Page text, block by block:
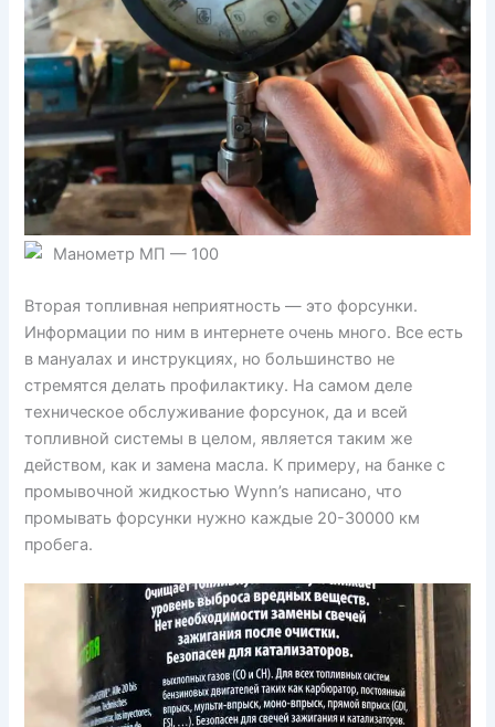
Манометр МП — 100
Вторая топливная неприятность — это форсунки.
Информации по ним в интернете очень много. Все есть
в мануалах и инструкциях, но большинство не
стремятся делать профилактику. На самом деле
техническое обслуживание форсунок, да и всей
топливной системы в целом, является таким же
действом, как и замена масла. К примеру, на банке с
промывочной жидкостью Wynn’s написано, что
промывать форсунки нужно каждые 20-30000 км
пробега.